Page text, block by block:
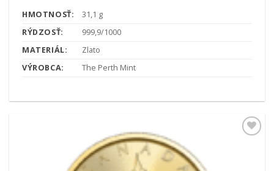
HMOTNOSŤ:
31,1 g
RÝDZOSŤ:
999,9/1000
MATERIÁL:
Zlato
VÝROBCA:
The Perth Mint